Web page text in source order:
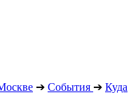
➔ События ➔ Куда